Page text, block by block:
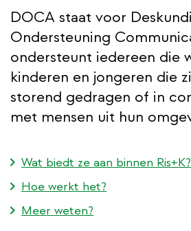
DOCA staat voor
Ondersteuning
ondersteunt iedereen die
kinderen en jongeren die
storend gedragen of in
met mensen uit hun
Wat biedt ze aan binnen Ris+K?
Hoe werkt het?
Meer weten?